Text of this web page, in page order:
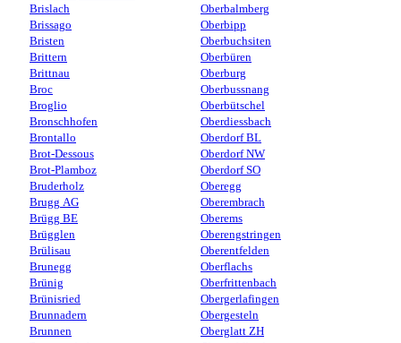
Brislach
Brissago
Bristen
Brittern
Brittnau
Broc
Broglio
Bronschhofen
Brontallo
Brot-Dessous
Brot-Plamboz
Bruderholz
Brugg AG
Brügg BE
Brügglen
Brülisau
Brunegg
Brünig
Brünisried
Brunnadern
Brunnen
Oberbalmberg
Oberbipp
Oberbuchsiten
Oberbüren
Oberburg
Oberbussnang
Oberbütschel
Oberdiessbach
Oberdorf BL
Oberdorf NW
Oberdorf SO
Oberegg
Oberembrach
Oberems
Oberengstringen
Oberentfelden
Oberflachs
Oberfrittenbach
Obergerlafingen
Obergesteln
Oberglatt ZH